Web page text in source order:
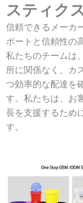
スティク
信頼できるメーカ
ポートと信頼性の
私たちのチームは
所に関係なく、カ
つ効率的な配達を
す。私たちは、お
長を支援するため
す。